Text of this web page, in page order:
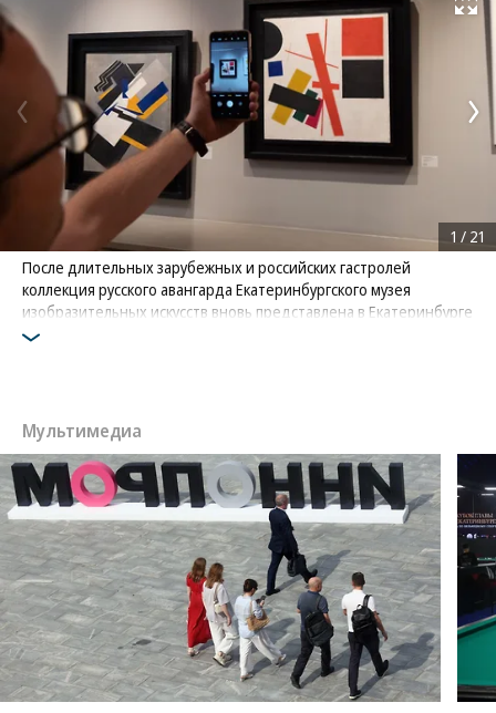
Развернуть
После длительных зарубежных и российских гастролей
коллекция русского авангарда Екатеринбургского музея
изобразительных искусств вновь представлена в Екатеринбурге
на временной выставке «Великий переход»
1 / 21
Мультимедиа